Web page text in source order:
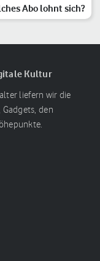
Abo lohnt sich?
Kultur
liefern wir die
den